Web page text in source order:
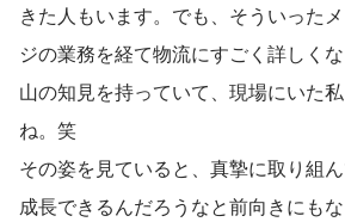
きた人もいます。でも、そういった
ジの業務を経て物流にすごく詳しく
山の知見を持っていて、現場にいた
ね。笑
その姿を見ていると、真摯に取り組
成長できるんだろうなと前向きにも